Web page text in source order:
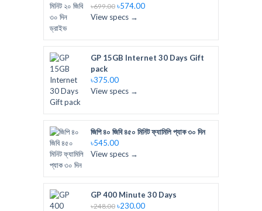
৳699.00 ৳574.00
View specs →
GP 15GB Internet 30 Days Gift
pack
৳375.00
View specs →
জিপি ৪০ জিবি ৪৫০ মিনিট ফ্যামিলি প্যাক ৩০ দিন
৳545.00
View specs →
GP 400 Minute 30 Days
৳248.00 ৳230.00